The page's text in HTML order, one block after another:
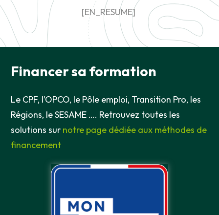
[EN_RESUME]
Financer sa formation
Le CPF, l’OPCO, le Pôle emploi, Transition Pro, les
Régions, le SESAME …. Retrouvez toutes les
solutions sur notre page dédiée aux méthodes de
financement